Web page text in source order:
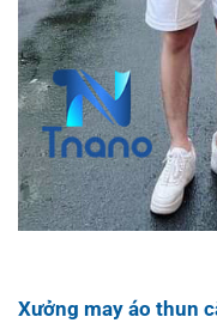
Xưởng may áo thun